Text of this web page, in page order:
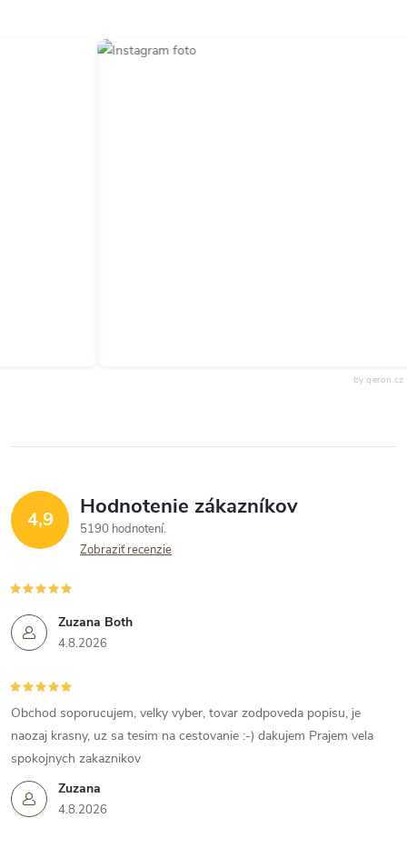
by qeron.cz
4,9 Hodnotenie zákazníkov
5190 hodnotení
Zobraziť recenzie
Zuzana Both
4.8.2026
Zuzana
4.8.2026
Obchod soporucujem, velky vyber, tovar zodpoveda popisu, je
naozaj krasny, uz sa tesim na cestovanie :-) dakujem Prajem vela
spokojnych zakaznikov